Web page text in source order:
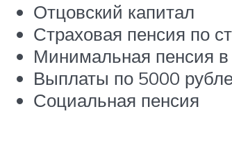
Отцовский капитал
Страховая пенсия по
Минимальная пенсия в
Выплаты по 5000
Социальная пенсия